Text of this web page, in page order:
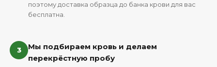
поэтому доставка образца до банка крови для вас
бесплатна.
3
Мы подбираем кровь и делаем
перекрёстную пробу